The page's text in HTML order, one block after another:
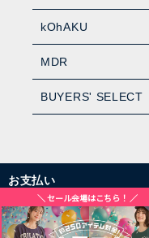
kOhAKU
MDR
BUYERS' SELECT
お支払い
配送・送料